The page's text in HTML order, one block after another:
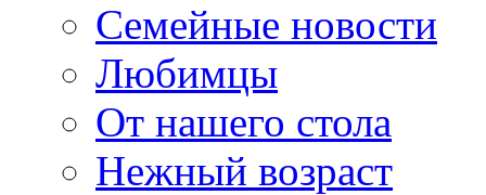
Семейные новости
Любимцы
От нашего стола
Нежный возраст